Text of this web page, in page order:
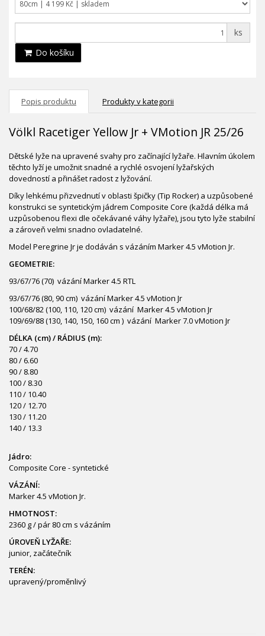
ks
Do košíku
Popis produktu Produkty v kategorii
Völkl Racetiger Yellow Jr + VMotion JR 25/26
Dětské lyže na upravené svahy pro začínající lyžaře. Hlavním úkolem
těchto lyží je umožnit snadné a rychlé osvojení lyžařských
dovedností a přinášet radost z lyžování.
Díky lehkému přizvednutí v oblasti špičky (Tip Rocker) a uzpůsobené
konstrukci se syntetickým jádrem Composite Core (každá délka má
uzpůsobenou flexi dle očekávané váhy lyžaře), jsou tyto lyže stabilní
a zároveň velmi snadno ovladatelné.
Model Peregrine Jr je dodáván s vázáním Marker 4.5 vMotion Jr.
GEOMETRIE:
93/67/76 (70) vázání Marker 4.5 RTL
93/67/76 (80, 90 cm) vázání Marker 4.5 vMotion Jr
100/68/82 (100, 110, 120 cm) vázání Marker 4.5 vMotion Jr
109/69/88 (130, 140, 150, 160 cm ) vázání Marker 7.0 vMotion Jr
DÉLKA (cm) / RÁDIUS (m):
70 / 4.70
80 / 6.60
90 / 8.80
100 / 8.30
110 / 10.40
120 / 12.70
130 / 11.20
140 / 13.3
Jádro:
Composite Core - syntetické
VÁZÁNÍ:
Marker 4.5 vMotion Jr.
HMOTNOST:
2360 g / pár 80 cm s vázáním
ÚROVEŇ LYŽAŘE:
junior, začátečník
TERÉN:
upravený/proměnlivý